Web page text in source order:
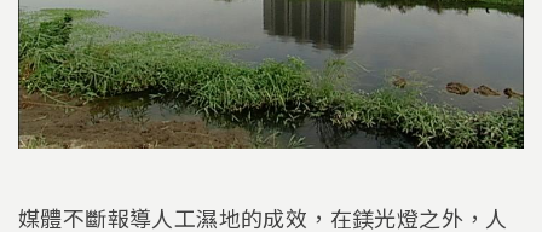
媒體不斷報導人工濕地的成效，在鎂光燈之外，人